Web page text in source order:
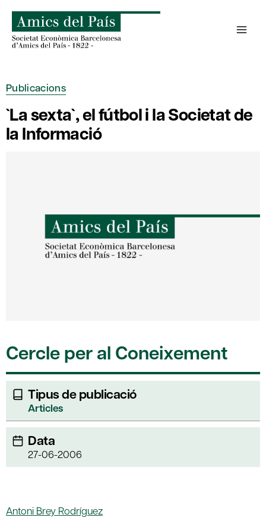
content
Publicacions
`La sexta`, el fútbol i la Societat de
la Informació
Cercle per al Coneixement
Tipus de publicació
Articles
Data
27-06-2006
Antoni Brey Rodríguez